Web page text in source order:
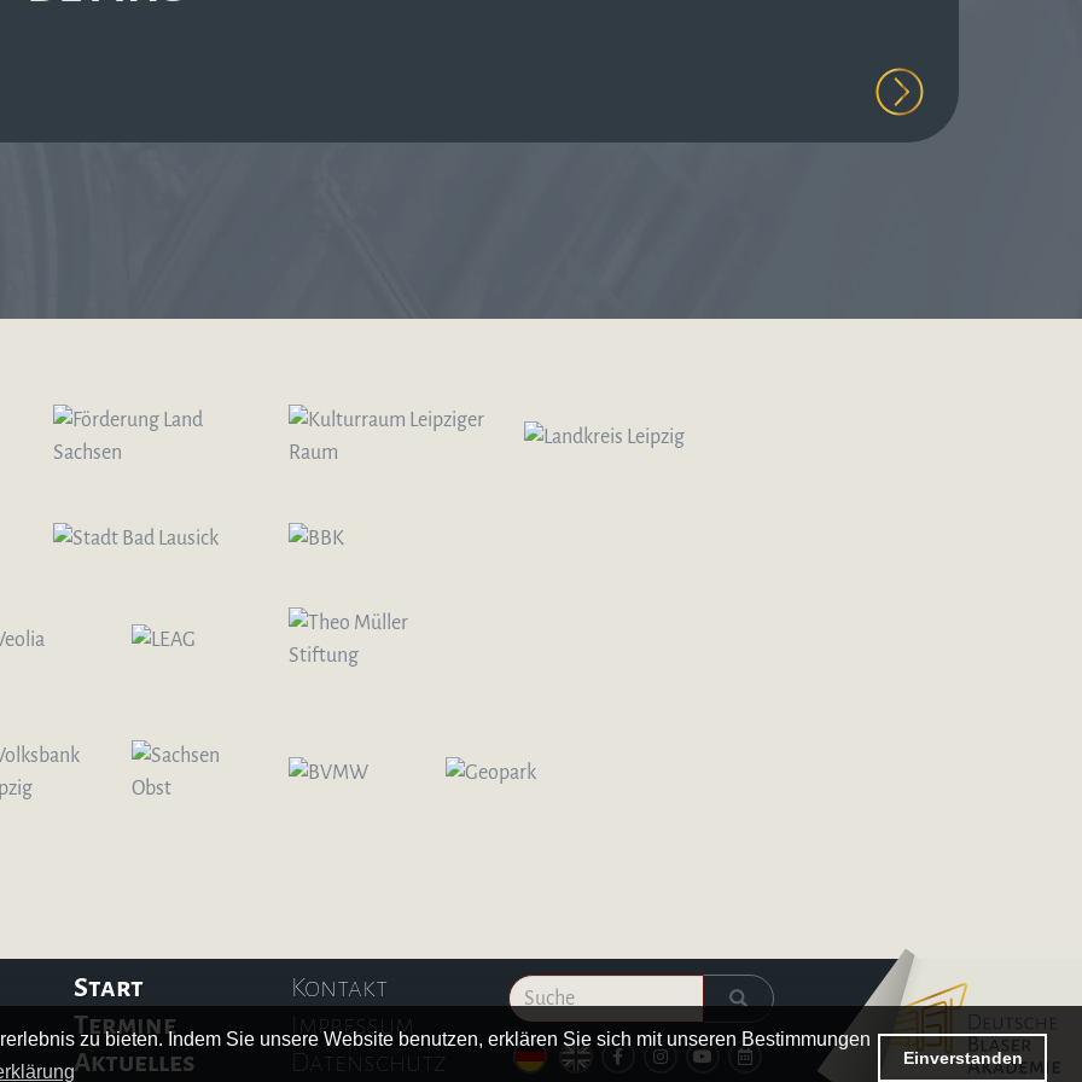
zu bieten. Indem Sie unsere Website benutzen, erklären Sie sich mit unseren Bestimmungen
Einverstanden
Start
Termine
Aktuelles
Kontakt
Impressum
Datenschutz
Kalender
Logo – Deutsche Bläserakademie